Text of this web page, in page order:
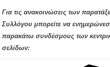
Για τις ανακοινώσεις των
Συλλόγου μπορείτε να
παρακάτω συνδέσμους των
σελίδων: